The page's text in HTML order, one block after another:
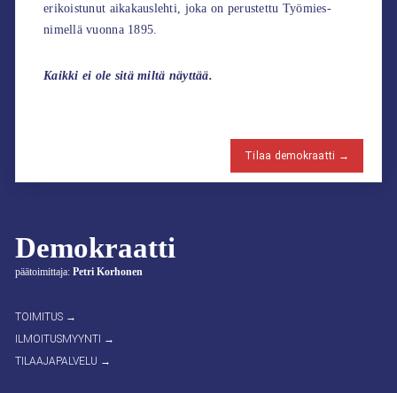
Demokraatti
päätoimittaja: Petri Korhonen
TOIMITUS →
ILMOITUSMYYNTI →
TILAAJAPALVELU →
erikoistunut aikakauslehti, joka on perustettu Työmies-
nimellä vuonna 1895.
Kaikki ei ole sitä miltä näyttää.
Tilaa demokraatti →